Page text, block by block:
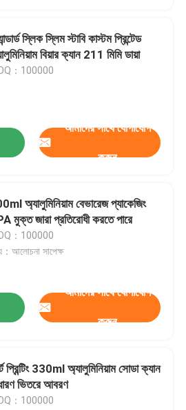
স্লিক স্লিম স্টাবি কাস্টম প্রিন্টেড
বিয়ার ক্যান 211 মিমি ডায়া
：100000
আমাদের সাথে যোগাযোগ
করুন
অ্যালুমিনিয়াম বেভারেজ প্যাকেজিং
মুক্ত জারা প্রতিরোধী করতে পারে
：100000
：আলোচনা সাপেক্ষ
আমাদের সাথে যোগাযোগ
করুন
প্রিন্টিং 330ml অ্যালুমিনিয়াম সোডা ক্যান
ভিতরে আবরণ
：100000